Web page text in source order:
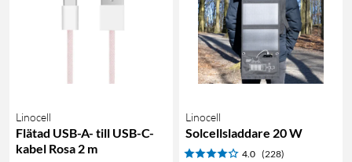
Linocell
Flätad USB-A- till USB-C-
kabel Rosa 2 m
Linocell
Solcellsladdare 20 W
4.0 (228)